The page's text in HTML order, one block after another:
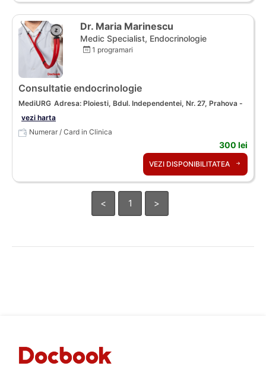
Dr. Maria Marinescu
Medic Specialist, Endocrinologie
1 programari
Consultatie endocrinologie
MediURG Adresa: Ploiesti, Bdul. Independentei, Nr. 27, Prahova -
vezi harta
Numerar / Card in Clinica
300 lei
VEZI DISPONIBILITATEA
< 1 >